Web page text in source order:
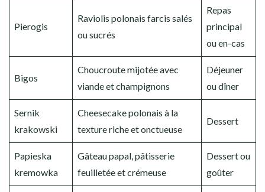
Pierogis
Raviolis polonais farcis salés
ou sucrés
Repas
principal
ou en-cas
Bigos
Choucroute mijotée avec
viande et champignons
Déjeuner
ou dîner
Sernik
krakowski
Cheesecake polonais à la
texture riche et onctueuse
Dessert
Papieska
kremowka
Gâteau papal, pâtisserie
feuilletée et crémeuse
Dessert ou
goûter